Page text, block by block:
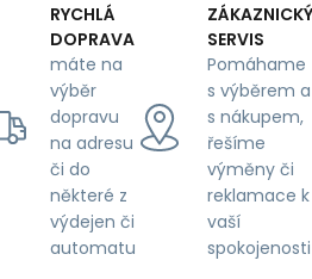
RYCHLÁ
DOPRAVA
máte na
výběr
dopravu
na adresu
či do
některé z
výdejen či
automatu
ZÁKAZNICKÝ
SERVIS
Pomáhame
s výběrem a
s nákupem,
řešíme
výměny či
reklamace k
vaší
spokojenosti